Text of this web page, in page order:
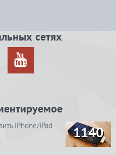
сетях
iPhone/iPad
1140